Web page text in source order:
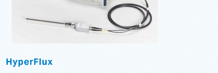
HyperFlux